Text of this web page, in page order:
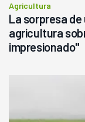
Agricultura
La sorpresa
agricultura
impresionado"